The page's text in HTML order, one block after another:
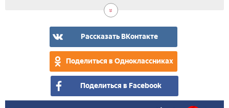
Рассказать ВКонтакте
Поделиться в Одноклассниках
Поделиться в Facebook